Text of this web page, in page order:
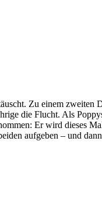
Zu einem zweiten
die Flucht. Als
Er wird dieses
aufgeben – und